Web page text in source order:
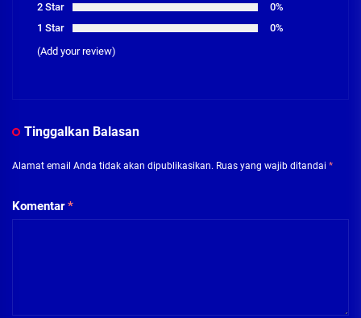
2 Star
0%
1 Star
0%
(Add your review)
Tinggalkan Balasan
Alamat email Anda tidak akan dipublikasikan. Ruas yang wajib ditandai *
Komentar*